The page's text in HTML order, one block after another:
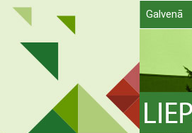
Galvenā